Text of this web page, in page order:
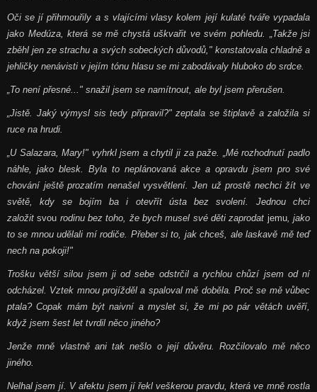
Oči se jí přihmouřily a s vlajícími vlasy kolem její kulaté tváře vypadala
jako Medúza, která se mě chystá uškvařit ve svém pohledu. „Takže jsi
zběhl jen ze strachu a svých sobeckých důvodů," konstatovala chladně a
jehličky nenávisti v jejím tónu hlasu se mi zabodávaly hluboko do srdce.
„To není přesné..." snažil jsem se namítnout, ale byl jsem přerušen.
„Jistě. Jaký výmysl sis tedy připravil?" zeptala se štiplavě a založila si
ruce na hrudi.
„U Salazara, Mary!" vyhrkl jsem a chytil ji za paže. „Mé rozhodnutí padlo
náhle, jako blesk. Byla to neplánovaná akce a opravdu jsem pro své
chování ještě prozatím nenašel vysvětlení. Jen už prostě nechci žít ve
světě, kdy se bojím ba i otevřít ústa bez svolení. Jednou chci
založitsvou rodinu bez toho, že bych musel své děti zaprodat jemu, jako
to se mnou udělali mí rodiče. Přeber si to, jak chceš, ale laskavě mě teď
nech na pokoji!"
Trošku větší silou jsem ji od sebe odstrčil a rychlou chůzí jsem od ní
odcházel. Vztek mnou projížděl a spaloval mě doběla. Proč se mě vůbec
ptala? Copak mám být naivní a myslet si, že mi po pár větách uvěří,
když jsem šest let tvrdil něco jiného?
Jenže mně vlastně ani tak nešlo o její důvěru. Rozčilovalo mě něco
jiného.
Nelhal jsem jí. V afektu jsem jí řekl veškerou pravdu, která ve mně rostla